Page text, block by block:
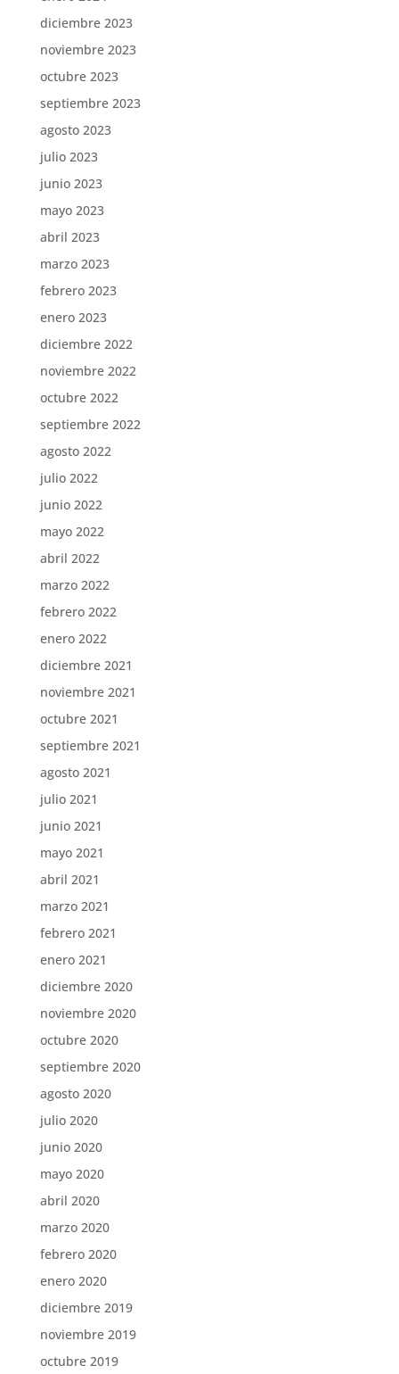
diciembre 2023
noviembre 2023
octubre 2023
septiembre 2023
agosto 2023
julio 2023
junio 2023
mayo 2023
abril 2023
marzo 2023
febrero 2023
enero 2023
diciembre 2022
noviembre 2022
octubre 2022
septiembre 2022
agosto 2022
julio 2022
junio 2022
mayo 2022
abril 2022
marzo 2022
febrero 2022
enero 2022
diciembre 2021
noviembre 2021
octubre 2021
septiembre 2021
agosto 2021
julio 2021
junio 2021
mayo 2021
abril 2021
marzo 2021
febrero 2021
enero 2021
diciembre 2020
noviembre 2020
octubre 2020
septiembre 2020
agosto 2020
julio 2020
junio 2020
mayo 2020
abril 2020
marzo 2020
febrero 2020
enero 2020
diciembre 2019
noviembre 2019
octubre 2019